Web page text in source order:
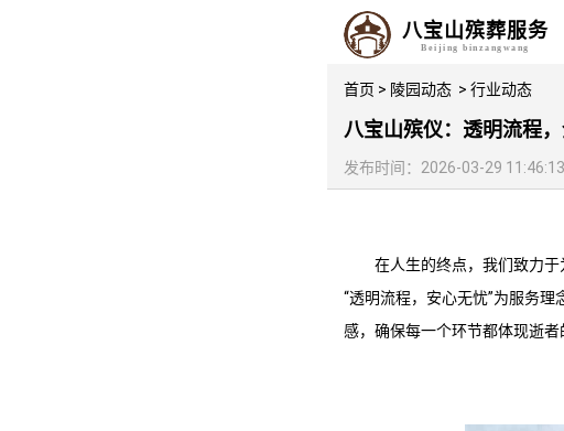
八宝山殡葬服务
Beijing binzangwang
首页 > 陵园动态 > 行业动态
八宝山殡仪：透明流程
发布时间：2026-03-29 11:46:13
在人生的终点，我们致力于
“透明流程，安心无忧”为服务
感，确保每一个环节都体现逝者